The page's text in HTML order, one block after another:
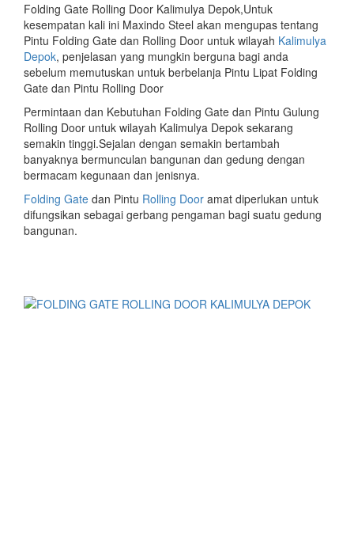
Folding Gate Rolling Door Kalimulya Depok,Untuk
kesempatan kali ini Maxindo Steel akan mengupas tentang
Pintu Folding Gate dan Rolling Door untuk wilayah Kalimulya
Depok, penjelasan yang mungkin berguna bagi anda
sebelum memutuskan untuk berbelanja Pintu Lipat Folding
Gate dan Pintu Rolling Door
Permintaan dan Kebutuhan Folding Gate dan Pintu Gulung
Rolling Door untuk wilayah Kalimulya Depok sekarang
semakin tinggi.Sejalan dengan semakin bertambah
banyaknya bermunculan bangunan dan gedung dengan
bermacam kegunaan dan jenisnya.
Folding Gate dan Pintu Rolling Door amat diperlukan untuk
difungsikan sebagai gerbang pengaman bagi suatu gedung
bangunan.